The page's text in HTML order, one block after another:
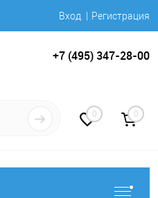
Вход Регистрация
+7 (495) 347-28-00
0 0